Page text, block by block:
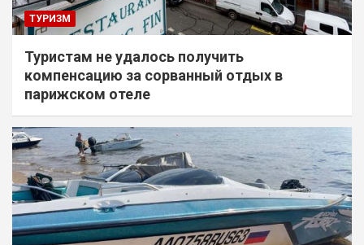
ТУРИЗМ
Туристам не удалось получить
компенсацию за сорванный отдых в
парижском отеле